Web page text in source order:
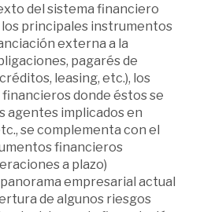
del sistema financiero
los principales instrumentos
externa a la
pagarés de
leasing, etc.), los
donde éstos se
agentes implicados en
se complementa con el
financieros
a plazo)
empresarial actual
de algunos riesgos